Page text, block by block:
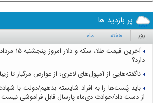
پر بازدید ها
روز هفته ماه
آخرین
دارد؟
ناگفته‌هایی از آمپول‌های لاغری؛ از عوارض مرگبار تا
باید پُست‌ها را به افراد شایسته بدهیم/دولت با
از دست داد/حوادث دی‌ماه پارسال قابل فراموشی نیست